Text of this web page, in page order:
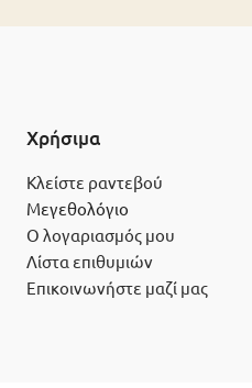
Χρήσιμα
Κλείστε ραντεβού
Μεγεθολόγιο
Ο λογαριασμός μου
Λίστα επιθυμιών
Επικοινωνήστε μαζί μας